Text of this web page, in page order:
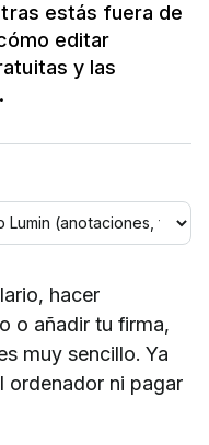
estás fuera de
editar
y las
hacer
o añadir tu firma,
muy sencillo. Ya
ordenador ni pagar